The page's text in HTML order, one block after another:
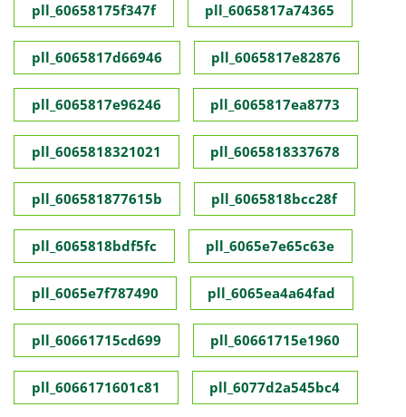
pll_60658175f347f pll_6065817a74365
pll_6065817d66946 pll_6065817e82876
pll_6065817e96246 pll_6065817ea8773
pll_6065818321021 pll_6065818337678
pll_606581877615b pll_6065818bcc28f
pll_6065818bdf5fc pll_6065e7e65c63e
pll_6065e7f787490 pll_6065ea4a64fad
pll_60661715cd699 pll_60661715e1960
pll_6066171601c81 pll_6077d2a545bc4